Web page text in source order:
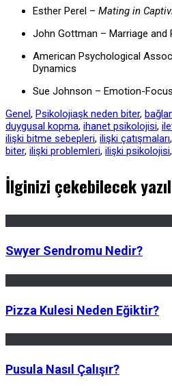
Esther Perel – Mating in
John Gottman – Marriage and
American Psychological
Dynamics
Sue Johnson – Emotion-
Genel, Psikolojiaşk neden biter,
duygusal kopma, ihanet psikolojisi,
ilişki bitme sebepleri, ilişki çatışmaları,
biter, ilişki problemleri, ilişki psikolojisi,
İlginizi çekebilecek
Swyer Sendromu Nedir?
Pizza Kulesi Neden Eğiktir?
Pusula Nasıl Çalışır?